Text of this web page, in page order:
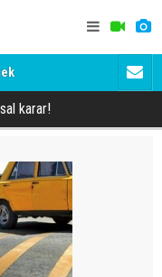
Devlet
karar!